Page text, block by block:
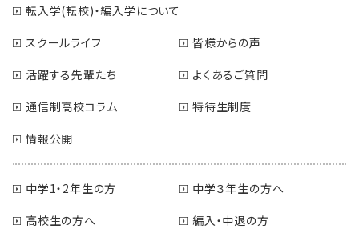
転入学(転校)・編入学について
スクールライフ
皆様からの声
活躍する先輩たち
よくあるご質問
通信制高校コラム
特待生制度
情報公開
中学1・2年生の方
中学３年生の方へ
高校生の方へ
編入・中退の方